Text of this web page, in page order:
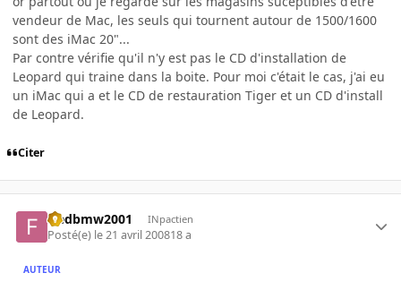
vendeur de Mac, les seuls qui tournent autour de 1500/1600
sont des iMac 20"...
Par contre vérifie qu'il n'y est pas le CD d'installation de
Leopard qui traine dans la boite. Pour moi c'était le cas, j'ai eu
un iMac qui a et le CD de restauration Tiger et un CD d'install
de Leopard.
Citer
fredbmw2001 INpactien
Posté(e) le 21 avril 200818 a
AUTEUR